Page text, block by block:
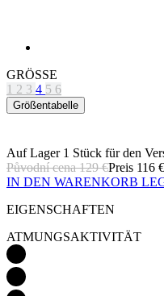
GRÖSSE
1 2 3 4 5 6
Größentabelle
Auf Lager 1 Stück für den
Preis 116 €
Původní cena129 €
IN DEN WARENKORB
EIGENSCHAFTEN
ATMUNGSAKTIVITÄT